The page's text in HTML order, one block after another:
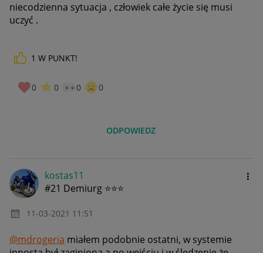
niecodzienna sytuacja , człowiek całe życie się musi
uczyć .
1 W PUNKT!
0 0 0 0
ODPOWIEDZ
kostas11
#21 Demiurg ⭐⭐⭐
‎11-03-2021 11:51
@mdrogeria miałem podobnie ostatni, w systemie